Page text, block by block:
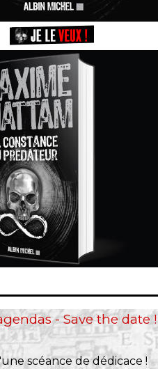
- Save the date !
scéance de dédicace !